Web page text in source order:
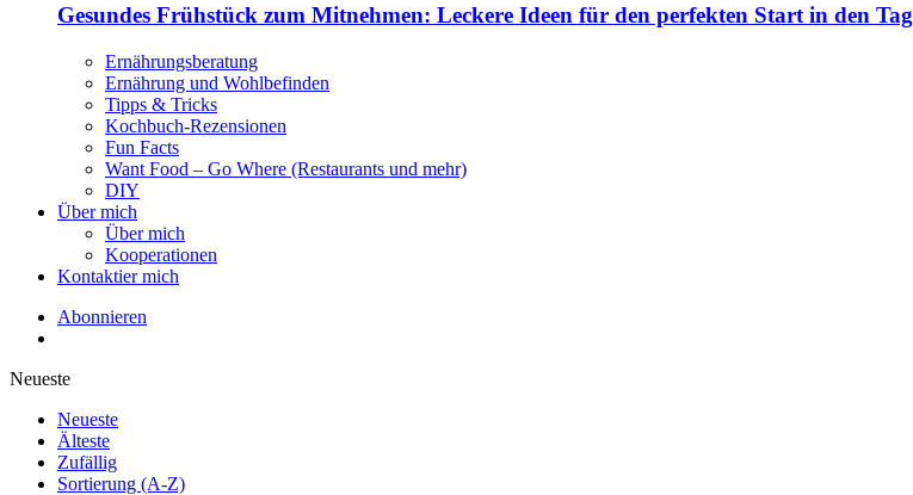
Gesundes Frühstück zum Mitnehmen: Leckere Ideen für den perfekten Start in den Tag
Ernährungsberatung
Ernährung und Wohlbefinden
Tipps & Tricks
Kochbuch-Rezensionen
Fun Facts
Want Food – Go Where (Restaurants und mehr)
DIY
Über mich
Über mich
Kooperationen
Kontaktier mich
Abonnieren
Neueste
Neueste
Älteste
Zufällig
Sortierung (A-Z)